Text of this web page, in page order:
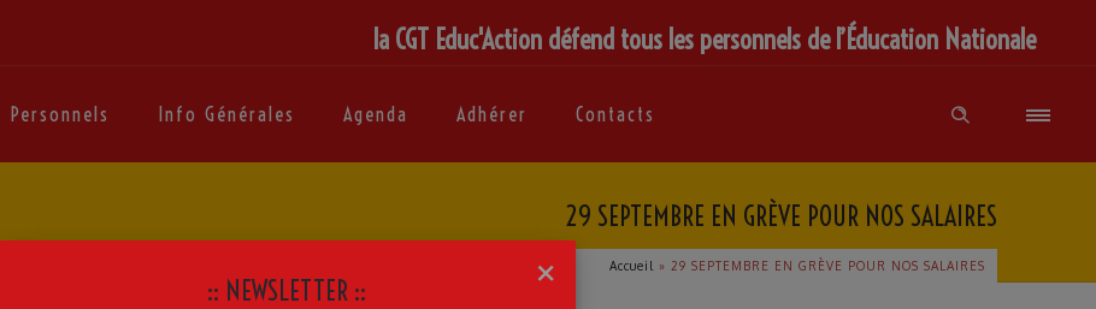
la CGT Educ'Action défend tous les personnels de l’Éducation Nationale
Personnels Info Générales Agenda Adhérer Contacts
29 SEPTEMBRE EN GRÈVE POUR NOS SALAIRES
Accueil » 29 SEPTEMBRE EN GRÈVE POUR NOS SALAIRES
×
:: NEWSLETTER ::